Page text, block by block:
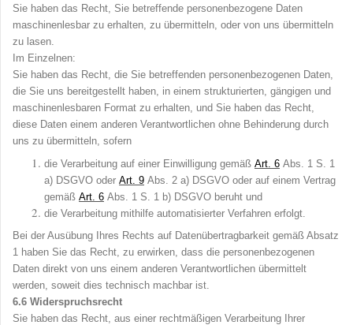
Sie haben das Recht, Sie betreffende personenbezogene Daten
maschinenlesbar zu erhalten, zu übermitteln, oder von uns übermitteln
zu lasen.
Im Einzelnen:
Sie haben das Recht, die Sie betreffenden personenbezogenen Daten,
die Sie uns bereitgestellt haben, in einem strukturierten, gängigen und
maschinenlesbaren Format zu erhalten, und Sie haben das Recht,
diese Daten einem anderen Verantwortlichen ohne Behinderung durch
uns zu übermitteln, sofern
die Verarbeitung auf einer Einwilligung gemäß Art 6 Abs . 1 S. 1
a) DSGVO oder Art 9 Abs. 2 a) DSGVO oder auf einem Vertrag
gemäß Art 6 Abs. 1 S. 1 b) DSGVO beruht und
die Verarbeitung mithilfe automatisierter Verfahren erfolgt.
Bei der Ausübung Ihres Rechts auf Datenübertragbarkeit gemäß Absatz
1 haben Sie das Recht, zu erwirken, dass die personenbezogenen
Daten direkt von uns einem anderen Verantwortlichen übermittelt
werden, soweit dies technisch machbar ist.
6.6 Widerspruchsrecht
Sie haben das Recht, aus einer rechtmäßigen Verarbeitung Ihrer